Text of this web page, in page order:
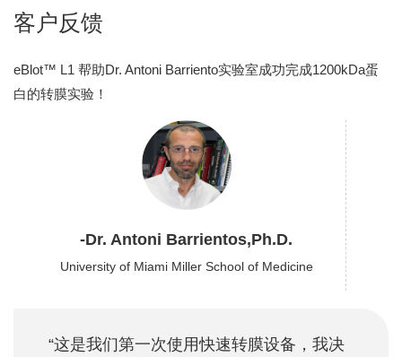
客户反馈
eBlot™ L1 帮助Dr. Antoni Barriento实验室成功完成1200kDa蛋
白的转膜实验！
-Dr. Antoni Barrientos,Ph.D.
University of Miami Miller School of Medicine
“这是我们第一次使用快速转膜设备，我决